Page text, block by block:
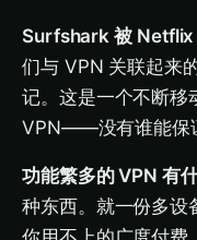
Surfshark 被 Netflix
们与 VPN 关联起来
记。这是一个不断移
VPN——没有谁能保
功能繁多的 VPN 有
种东西。就一份多设